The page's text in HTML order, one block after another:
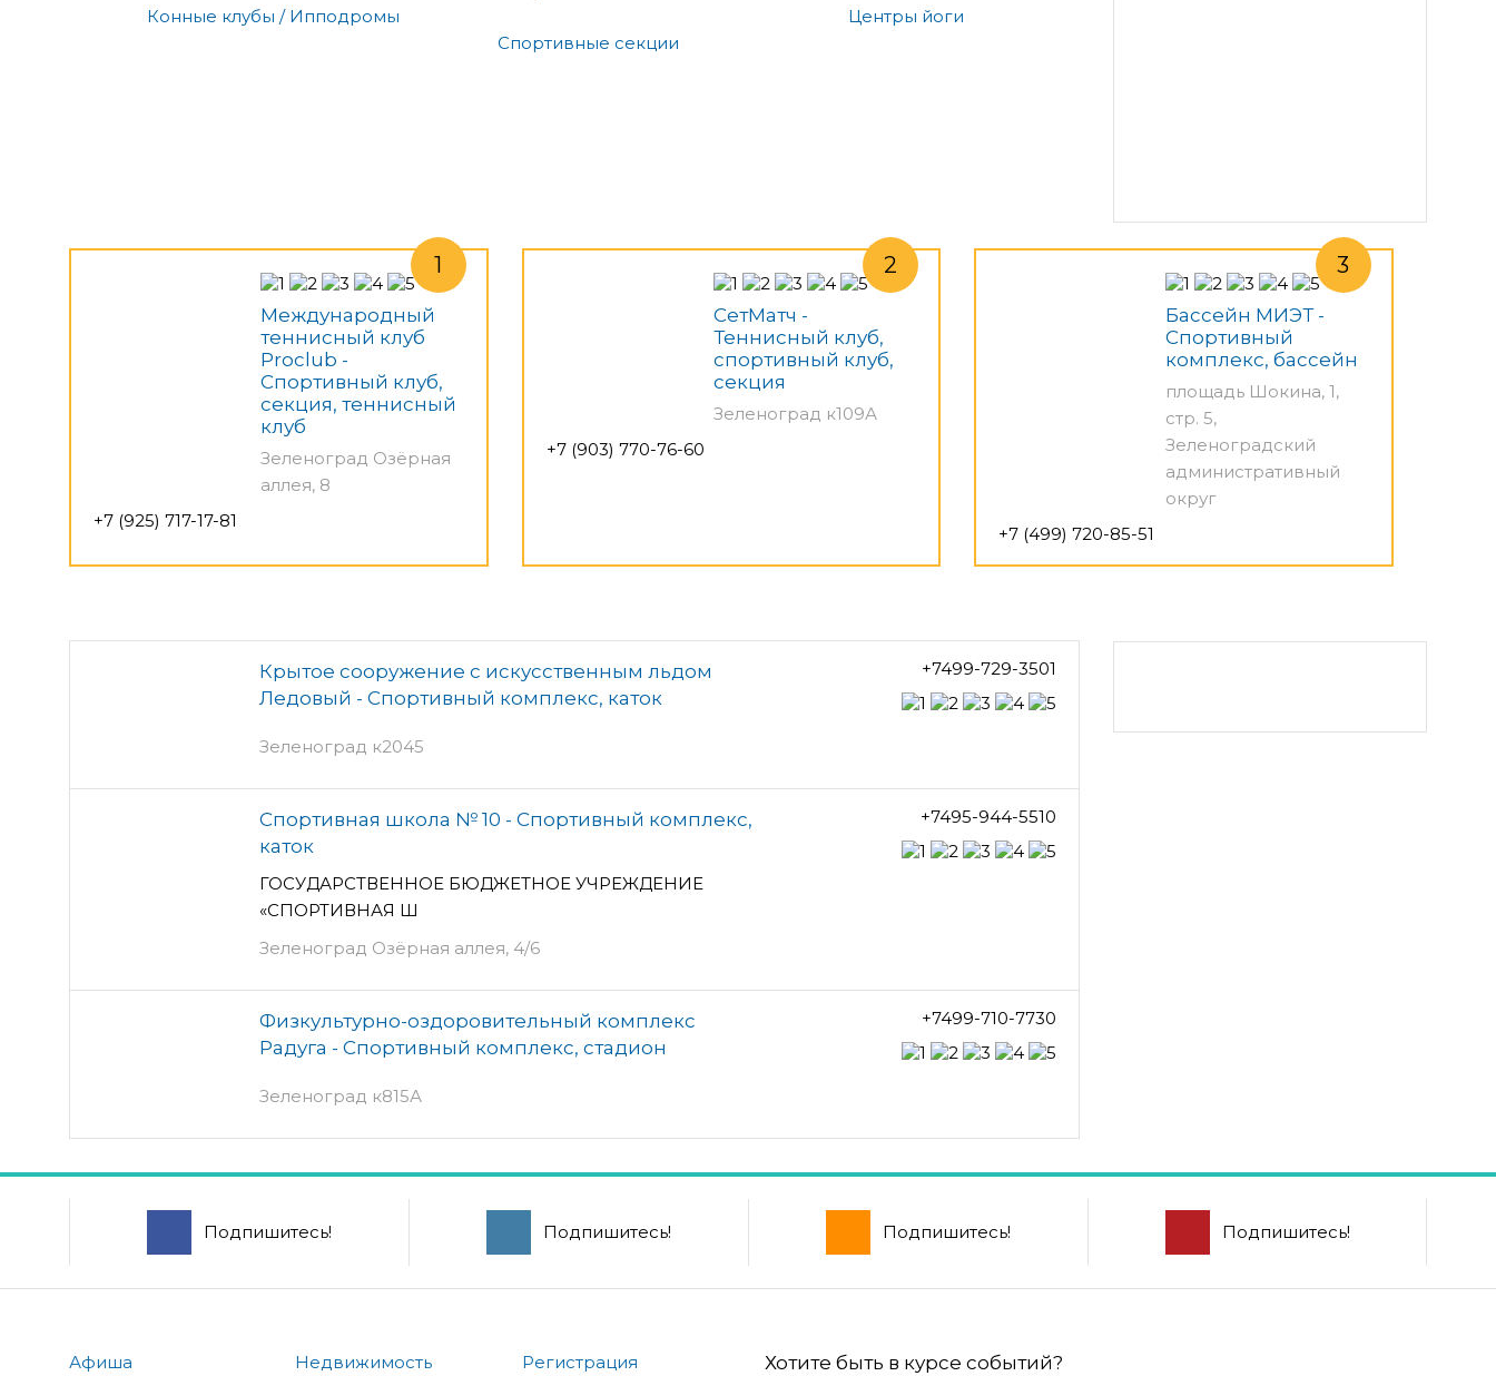
Конные клубы / Ипподромы
Спортивные секции
Центры йоги
Международный
теннисный клуб
Proclub -
Спортивный клуб,
секция, теннисный
клуб
Зеленоград Озёрная
аллея, 8
+7 (925) 717-17-81
СетМатч -
Теннисный клуб,
спортивный клуб,
секция
Зеленоград к109А
+7 (903) 770-76-60
Бассейн МИЭТ -
Спортивный
комплекс, бассейн
площадь Шокина, 1,
стр. 5,
Зеленоградский
административный
округ
+7 (499) 720-85-51
Крытое сооружение с искусственным льдом
Ледовый - Спортивный комплекс, каток
Зеленоград к2045
+7499-729-3501
Спортивная школа № 10 - Спортивный комплекс,
каток
ГОСУДАРСТВЕННОЕ БЮДЖЕТНОЕ УЧРЕЖДЕНИЕ
«СПОРТИВНАЯ Ш
Зеленоград Озёрная аллея, 4/6
+7495-944-5510
Физкультурно-оздоровительный комплекс
Радуга - Спортивный комплекс, стадион
Зеленоград к815А
+7499-710-7730
Подпишитесь! Подпишитесь! Подпишитесь! Подпишитесь!
Афиша Недвижимость Регистрация Хотите быть в курсе событий?